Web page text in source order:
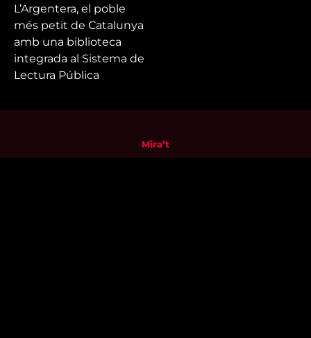
L’Argentera, el poble
més petit de Catalunya
amb una biblioteca
integrada al Sistema de
Lectura Pública
Mira’t